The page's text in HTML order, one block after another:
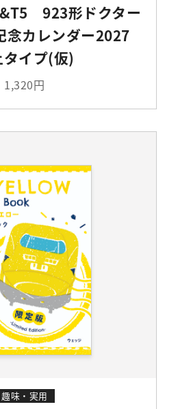
923形ドクター
念カレンダー2027
タイプ(仮)
1,320円
趣味・実用